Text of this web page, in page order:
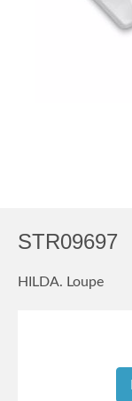
STR09697
HILDA. Loupe